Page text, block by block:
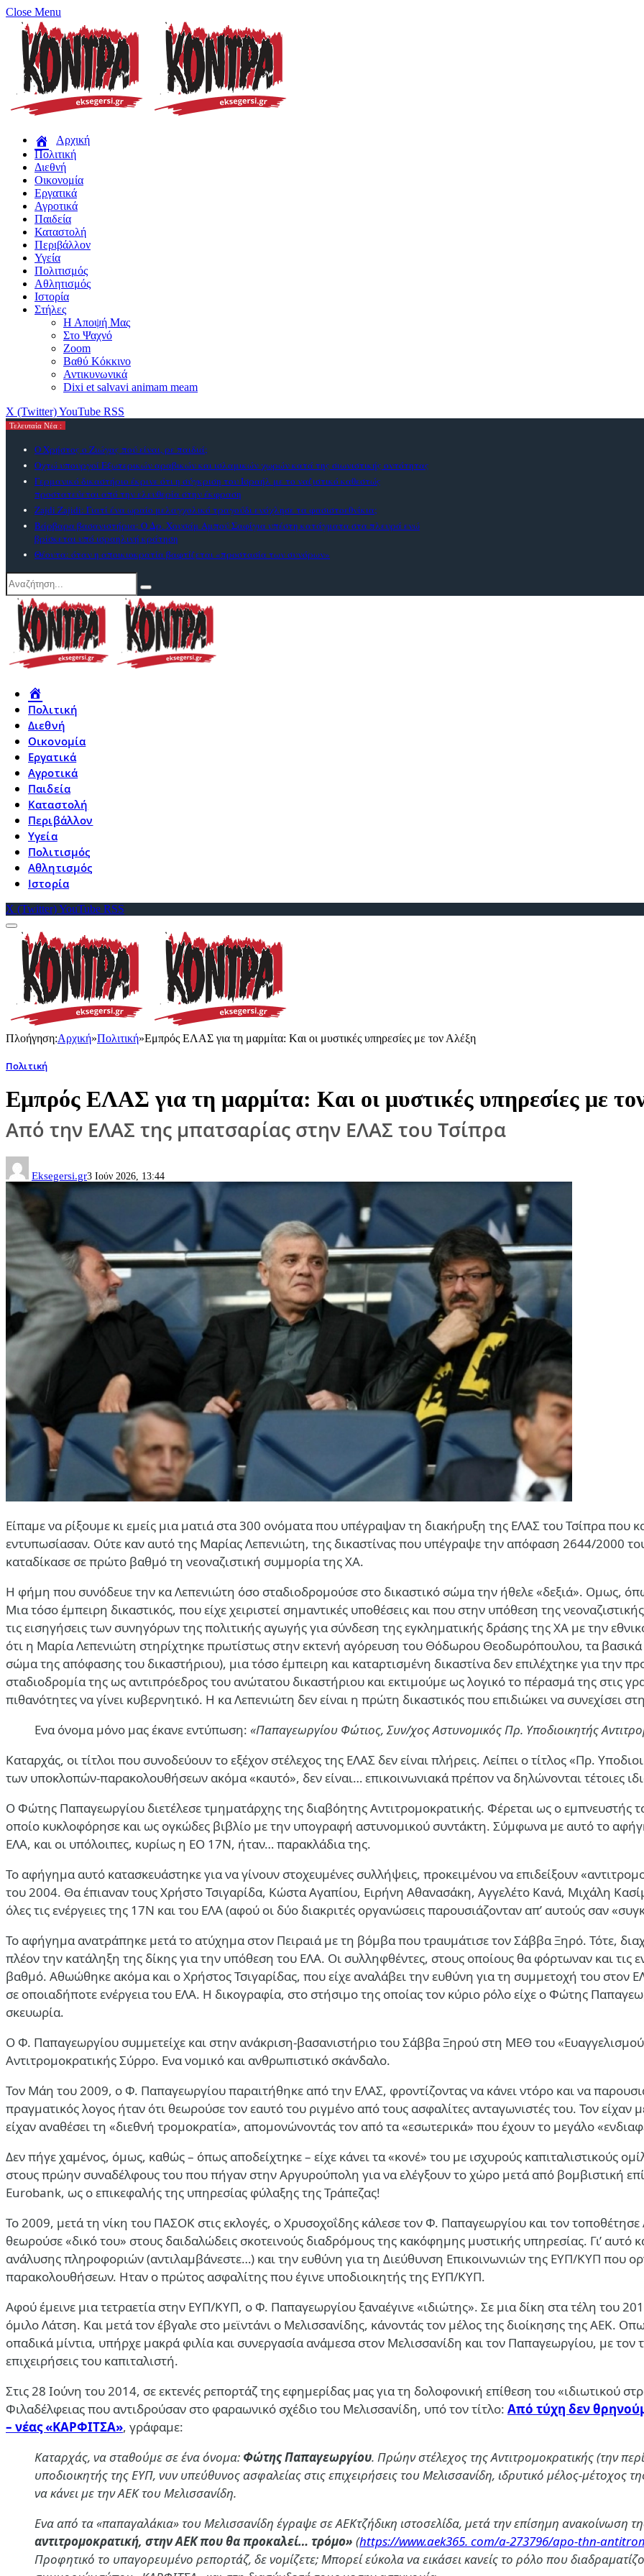
Close Menu
Αρχική
Πολιτική
Διεθνή
Οικονομία
Εργατικά
Αγροτικά
Παιδεία
Καταστολή
Περιβάλλον
Υγεία
Πολιτισμός
Αθλητισμός
Ιστορία
Στήλες
Η Αποψή Μας
Στο Ψαχνό
Zoom
Βαθύ Κόκκινο
Αντικυνωνικά
Dixi et salvavi animam meam
X (Twitter)YouTube RSS
Τελευταία Νέα :
Ο Χρήστος ο Ζιώγας πού είναι, ρε παιδιά;
Οχτώ υπουργοί Εξωτερικών αραβικών και ισλαμικών χωρών κατά της σιωνιστικής οντότητας
Γερμανικό δικαστήριο έκρινε ότι η σύγκριση του Ισραήλ με το ναζιστικό καθεστώς
προστατεύεται από την ελευθερία στην έκφραση
Zajdi Ζajidi: Γιατί ένα ωραίο μελαγχολικό τραγούδι ενόχλησε τα φασιστοεθνίκια;
Βάρβαρα βασανιστήρια: Ο Δρ. Χουσάμ Αμπού Σαφίγια υπέστη κατάγματα στα πλευρά ενώ
βρίσκεται υπό ισραηλινή κράτηση
Θέουτα: όταν η αποικιοκρατία βαφτίζεται «προστασία των συνόρων»
Πολιτική
Διεθνή
Οικονομία
Εργατικά
Αγροτικά
Παιδεία
Καταστολή
Περιβάλλον
Υγεία
Πολιτισμός
Αθλητισμός
Ιστορία
X (Twitter)YouTube RSS
Πλοήγηση:Αρχική»Πολιτική»Εμπρός ΕΛΑΣ για τη μαρμίτα: Kαι οι μυστικές υπηρεσίες με τον Αλέξη
Πολιτική
Εμπρός ΕΛΑΣ για τη μαρμίτα: Kαι οι μυστικές υπηρεσίες με
Από την ΕΛΑΣ της μπατσαρίας στην ΕΛΑΣ του Τσίπρα
Eksegersi.gr3 Ιούν 2026, 13:44
Είπαμε να ρίξουμε κι εμείς μια ματιά στα 300 ονόματα που υπέγραψαν τη διακήρυξη της ΕΛΑΣ του Τσίπρα που
εντυπωσίασαν. Ούτε καν αυτό της Μαρίας Λεπενιώτη, της δικαστίνας που υπέγραψε την απόφαση 2644/2000
καταδίκασε σε πρώτο βαθμό τη νεοναζιστική συμμορία της ΧΑ.
Η φήμη που συνόδευε την κα Λεπενιώτη όσο σταδιοδρομούσε στο δικαστικό σώμα την ήθελε «δεξιά». Ομως,
Μια τόσο έμπειρη δικαστικός, που είχε χειριστεί σημαντικές υποθέσεις και που στην υπόθεση της
τις εισηγήσεις των συνηγόρων της πολιτικής αγωγής για σύνδεση της εγκληματικής δράσης της ΧΑ με την
ότι η Μαρία Λεπενιώτη στηρίχτηκε πρωτίστως στην εκτενή αγόρευση του Θόδωρου Θεοδωρόπουλου, τα
σώμα της απόφασης του δικαστήριου), μια τόσο έμπειρη και καταρτισμένη δικαστίνα δεν επιλέχτηκε για την
σταδιοδρομία της ως αντιπρόεδρος του ανώτατου δικαστήριου και εκτιμούμε ως λογικό το πέρασμά της στις
πιθανότητες να γίνει κυβερνητικό. Η κα Λεπενιώτη δεν είναι η πρώτη δικαστικός που επιδιώκει να συνεχίσει
Ενα όνομα μόνο μας έκανε εντύπωση: «Παπαγεωργίου Φώτιος, Συν/χος Αστυνομικός Πρ. Υποδιοικητής
Καταρχάς, οι τίτλοι που συνοδεύουν το εξέχον στέλεχος της ΕΛΑΣ δεν είναι πλήρεις. Λείπει ο τίτλος «Πρ.
των υποκλοπών-παρακολουθήσεων ακόμα «καυτό», δεν είναι… επικοινωνιακά πρέπον να δηλώνονται τέτοιες
Ο Φώτης Παπαγεωργίου διετέλεσε τμηματάρχης της διαβόητης Αντιτρομοκρατικής. Φέρεται ως ο
οποίο κυκλοφόρησε και ως ογκώδες βιβλίο με την υπογραφή αστυνομικού συντάκτη. Σύμφωνα με αυτό το
ΕΛΑ, και οι υπόλοιπες, κυρίως η ΕΟ 17Ν, ήταν… παρακλάδια της.
Το αφήγημα αυτό κατασκευάστηκε για να γίνουν στοχευμένες συλλήψεις, προκειμένου να επιδείξουν
του 2004. Θα έπιαναν τους Χρήστο Τσιγαρίδα, Κώστα Αγαπίου, Ειρήνη Αθανασάκη, Αγγελέτο Κανά, Μιχάλη
όλες τις ενέργειες της 17Ν και του ΕΛΑ (αφού οι δύο διακριτές οργανώσεις παρουσιάζονταν απ’ αυτούς σαν
Το αφήγημα ανατράπηκε μετά το ατύχημα στον Πειραιά με τη βόμβα που τραυμάτισε τον Σάββα Ξηρό. Τότε,
πλέον την κατάληξη της δίκης για την υπόθεση του ΕΛΑ. Οι συλληφθέντες, στους οποίους θα φόρτωναν και
βαθμό. Αθωώθηκε ακόμα και ο Χρήστος Τσιγαρίδας, που είχε αναλάβει την ευθύνη για τη συμμετοχή του στον
σε οποιαδήποτε ενέργεια του ΕΛΑ. Η δικογραφία, στο στήσιμο της οποίας τον κύριο ρόλο είχε ο Φώτης
σκευωρία.
Ο Φ. Παπαγεωργίου συμμετείχε και στην ανάκριση-βασανιστήριο του Σάββα Ξηρού στη ΜΕΘ του
Αντιτρομοκρατικής Σύρρο. Ενα νομικό και ανθρωπιστικό σκάνδαλο.
Τον Μάη του 2009, ο Φ. Παπαγεωργίου παραιτήθηκε από την ΕΛΑΣ, φροντίζοντας να κάνει ντόρο και να
πραγματικός λογος ήταν ότι θεωρούσε τον εαυτό του ριγμένο από τους ασφαλίτες ανταγωνιστές του. Τον είχαν
είχαν αναθέσει τη «διεθνή τρομοκρατία», απομονώνοντάς τον από τα «εσωτερικά» που έχουν το μεγάλο
Δεν πήγε χαμένος, όμως, καθώς – όπως αποδείχτηκε – είχε κάνει τα «κονέ» του με ισχυρούς καπιταλιστικούς
στους πρώην συναδέλφους του που πήγαν στην Αργυρούπολη για να ελέγξουν το χώρο μετά από βομβιστική
Eurobank, ως οεπικεφαλής της υπηρεσίας φύλαξης της Τράπεζας!
Το 2009, μετά τη νίκη του ΠΑΣΟΚ στις εκλογές, ο Χρυσοχοΐδης κάλεσε τον Φ. Παπαγεωργίου και τον
θεωρούσε «δικό του» στους δαιδαλώδεις σκοτεινούς διαδρόμους της κακόφημης μυστικής υπηρεσίας. Γι’ αυτό
ανάλυσης πληροφοριών (αντιλαμβάνεστε…) και την ευθύνη για τη Διεύθυνση Επικοινωνιών της ΕΥΠ/ΚΥΠ που
παρακολουθήσεων. Ηταν ο πρώτος ασφαλίτης που έγινε υποδιοικητής της ΕΥΠ/ΚΥΠ.
Αφού έμεινε μια τετραετία στην ΕΥΠ/ΚΥΠ, ο Φ. Παπαγεωργίου ξαναέγινε «ιδιώτης». Σε μια δίκη στα τέλη του
όμιλο Λάτση. Και μετά τον έβγαλε στο μεϊντάνι ο Μελισσανίδης, κάνοντάς τον μέλος της διοίκησης της ΑΕΚ.
οπαδικά μίντια, υπήρχε μακρά φιλία και συνεργασία ανάμεσα στον Μελισσανίδη και τον Παπαγεωργίου, με τον
επιχειρήσεις του καπιταλιστή.
Στις 28 Ιούνη του 2014, σε εκτενές ρεπορτάζ της εφημερίδας μας για τη δολοφονική επίθεση του «ιδιωτικού
Φιλαδέλφειας που αντιδρούσαν στο φαραωνικό σχέδιο του Μελισσανίδη, υπό τον τίτλο: Από τύχη δεν
– νέας «ΚΑΡΦΙΤΣΑ», γράφαμε:
Καταρχάς, να σταθούμε σε ένα όνομα: Φώτης Παπαγεωργίου. Πρώην στέλεχος της Αντιτρομοκρατικής (την
υποδιοικητής της ΕΥΠ, νυν υπεύθυνος ασφαλείας στις επιχειρήσεις του Μελισσανίδη, ιδρυτικό μέλος-μέτοχος
να κάνει με την ΑΕΚ του Μελισσανίδη.
Ενα από τα «παπαγαλάκια» του Μελισσανίδη έγραψε σε ΑΕΚτζήδικη ιστοσελίδα, μετά την επίσημη
αντιτρομοκρατική, στην ΑΕΚ που θα προκαλεί… τρόμο» (https://www.aek365. com/a-273796/apo-thn-
Προφητικό το υπαγορευμένο ρεπορτάζ, δε νομίζετε; Μπορεί εύκολα να εικάσει κανείς το ρόλο που